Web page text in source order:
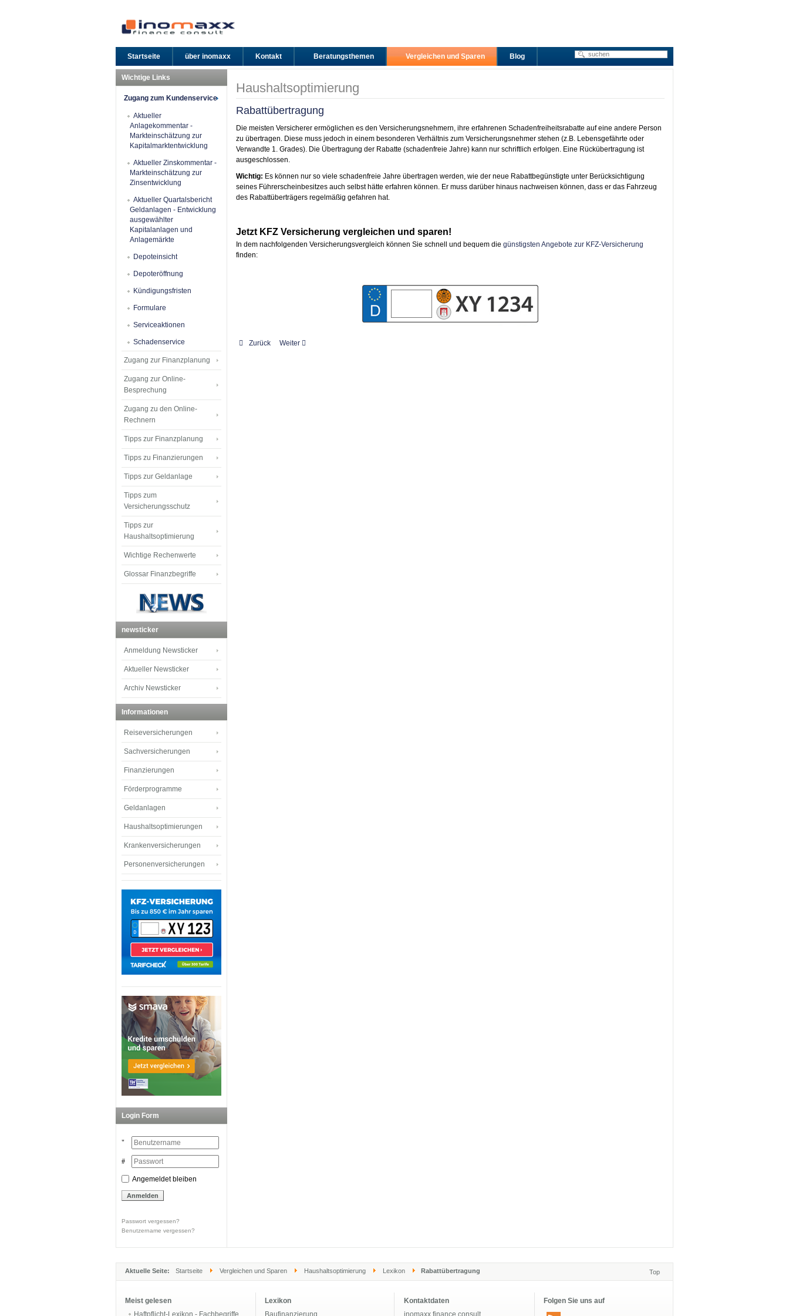
Startseite über inomaxx Kontakt Beratungsthemen Vergleichen und Sparen Blog
Haushaltsoptimierung
Rabattübertragung
Die meisten Versicherer ermöglichen es den Versicherungsnehmern, ihre erfahrenen Schadenfreiheitsrabatte auf eine andere Person
zu übertragen. Diese muss jedoch in einem besonderen Verhältnis zum Versicherungsnehmer stehen (z.B. Lebensgefährte oder
Verwandte 1. Grades). Die Übertragung der Rabatte (schadenfreie Jahre) kann nur schriftlich erfolgen. Eine Rückübertragung ist
ausgeschlossen.
Wichtig: Es können nur so viele schadenfreie Jahre übertragen werden, wie der neue Rabattbegünstigte unter Berücksichtigung
seines Führerscheinbesitzes auch selbst hätte erfahren können. Er muss darüber hinaus nachweisen können, dass er das Fahrzeug
des Rabattüberträgers regelmäßig gefahren hat.
Jetzt KFZ Versicherung vergleichen und sparen!
In dem nachfolgenden Versicherungsvergleich können Sie schnell und bequem die günstigsten Angebote zur KFZ-Versicherung
finden:
Zurück Weiter
Wichtige Links
Zugang zum Kundenservice
Aktueller
Anlagekommentar -
Markteinschätzung zur
Kapitalmarktentwicklung
Aktueller Zinskommentar -
Markteinschätzung zur
Zinsentwicklung
Aktueller Quartalsbericht
Geldanlagen - Entwicklung
ausgewählter
Kapitalanlagen und
Anlagemärkte
Depoteinsicht
Depoteröffnung
Kündigungsfristen
Formulare
Serviceaktionen
Schadenservice
Zugang zur Finanzplanung
Zugang zur Online-
Besprechung
Zugang zu den Online-
Rechnern
Tipps zur Finanzplanung
Tipps zu Finanzierungen
Tipps zur Geldanlage
Tipps zum
Versicherungsschutz
Tipps zur
Haushaltsoptimierung
Wichtige Rechenwerte
Glossar Finanzbegriffe
newsticker
Anmeldung Newsticker
Aktueller Newsticker
Archiv Newsticker
Informationen
Reiseversicherungen
Sachversicherungen
Finanzierungen
Förderprogramme
Geldanlagen
Haushaltsoptimierungen
Krankenversicherungen
Personenversicherungen
Login Form
Angemeldet bleiben
Passwort vergessen?
Benutzername vergessen?
Aktuelle Seite: Startseite Vergleichen und Sparen Haushaltsoptimierung Lexikon Rabattübertragung Top
Meist gelesen
Haftpflicht-Lexikon - Fachbegriffe
Lexikon
Baufinanzierung
Kontaktdaten
inomaxx finance consult
Folgen Sie uns auf